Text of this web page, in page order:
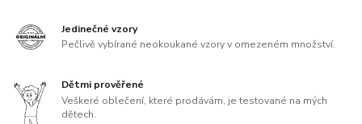
Jedinečné vzory
Pečlivě vybírané neokoukané vzory v omezeném množství.
Dětmi prověřené
Veškeré oblečení, které prodávám, je testované na mých
dětech.